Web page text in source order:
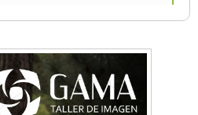
"Hoy las empresas necesitan
integral para crecer con